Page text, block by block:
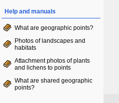
Help and manuals
What are geographic points?
Photos of landscapes and
habitats
Attachment photos of plants
and lichens to points
What are shared geographic
points?